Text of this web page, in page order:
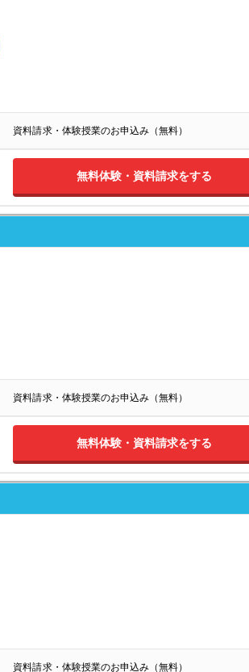
資料請求・体験授業のお申込み（無料）
無料体験・資料請求をする
資料請求・体験授業のお申込み（無料）
無料体験・資料請求をする
資料請求・体験授業のお申込み（無料）